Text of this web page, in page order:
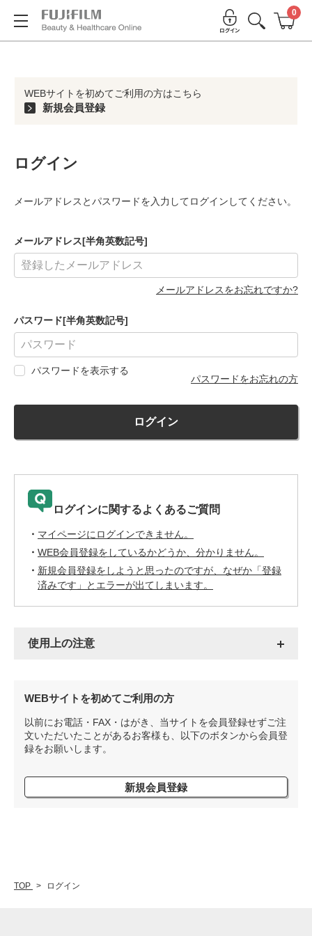
0
WEBサイトを初めてご利用の方はこちら
新規会員登録
ログイン
メールアドレスとパスワードを入力してログインしてください。
メールアドレス[半角英数記号]
メールアドレスをお忘れですか?
パスワード[半角英数記号]
パスワードを表示する
パスワードをお忘れの方
ログイン
ログインに関するよくあるご質問
マイページにログインできません。
WEB会員登録をしているかどうか、分かりません。
新規会員登録をしようと思ったのですが、なぜか「登録
済みです」とエラーが出てしまいます。
使用上の注意
WEBサイトを初めてご利用の方
以前にお電話・FAX・はがき、当サイトを会員登録せずご注
文いただいたことがあるお客様も、以下のボタンから会員登
録をお願いします。
新規会員登録
TOP ログイン